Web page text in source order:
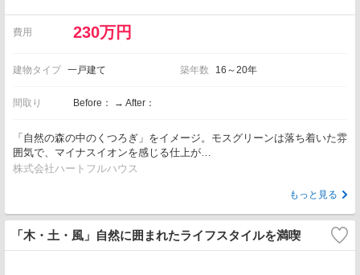
費用 230万円
建物タイプ 一戸建て 築年数 16～20年
間取り Before： → After：
「自然の森の中のくつろぎ」をイメージ。モスグリーンは落ち着いた雰
囲気で、マイナスイオンを感じる仕上が…
株式会社ハートフルハウス
もっと見る
「木・土・風」自然に囲まれたライフスタイルを満喫